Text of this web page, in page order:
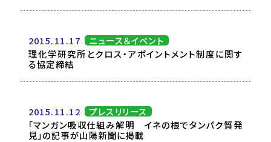
2015.11.17
ニュース＆イベント
理化学研究所とクロス・アポイントメント制度に関す
る協定締結
2015.11.12
プレスリリース
「マンガン吸収仕組み解明 イネの根でタンパク質発
見」の記事が山陽新聞に掲載